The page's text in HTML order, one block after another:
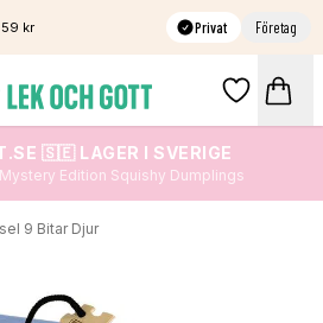
59 kr Privat Företag
🇸🇪 LAGER I SVERIGE
Edition Squishy Dumplings
9 Bitar Djur